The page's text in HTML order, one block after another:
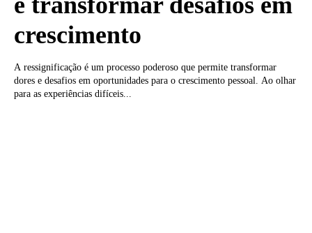
crescimento
A ressignificação é um processo poderoso que permite transformar
dores e desafios em oportunidades para o crescimento pessoal. Ao olhar
para as experiências difíceis...